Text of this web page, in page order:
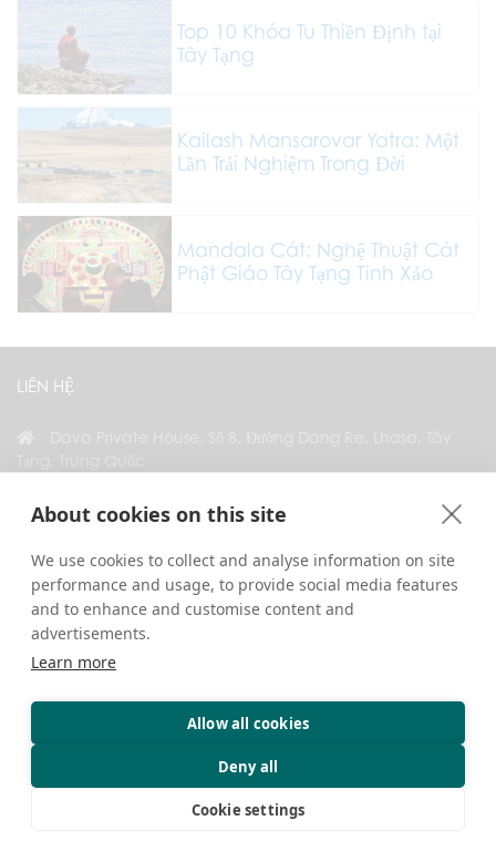
About cookies on this site
We use cookies to collect and analyse information on site
performance and usage, to provide social media features
and to enhance and customise content and
advertisements.
Learn more
Allow all cookies
Deny all
Cookie settings
Top 10 Khóa Tu Thiền Định tại
Tây Tạng
Kailash Mansarovar Yatra: Một
Lần Trải Nghiệm Trong Đời
Mandala Cát: Nghệ Thuật Cát
Phật Giáo Tây Tạng Tinh Xảo
LIÊN HỆ
KẾT NỐI VỚI CHÚNG TÔI
Bản quyền © 2026. Bảo lưu mọi quyền.
Quyền riêng tư